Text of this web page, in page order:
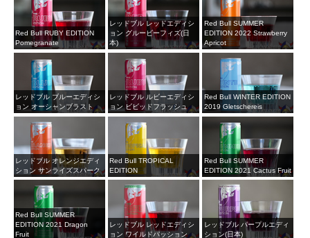
Red Bull RUBY EDITION
Pomegranate
レッドブル レッドエディシ
ョン グルービーフィズ(日
本)
Red Bull SUMMER
EDITION 2022 Strawberry
Apricot
レッドブル ブルーエディシ
ョン オーシャンブラスト
レッドブル ルビーエディシ
ョン ビビッドフラッシュ
Red Bull WINTER EDITION
2019 Gletschereis
レッドブル オレンジエディ
ション サンライズスパーク
Red Bull TROPICAL
EDITION
Red Bull SUMMER
EDITION 2021 Cactus Fruit
Red Bull SUMMER
EDITION 2021 Dragon
Fruit
レッドブル レッドエディシ
ョン ワイルドパッション
レッドブル パープルエディ
ション(日本)